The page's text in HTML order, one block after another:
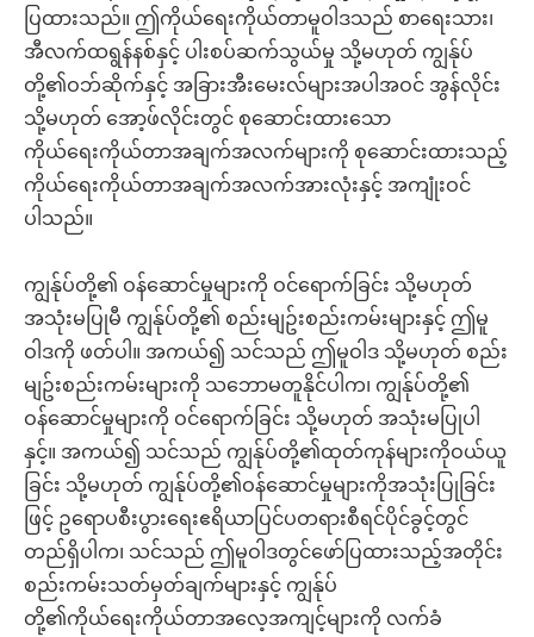
ပြထားသည်။ ဤကိုယ်ရေးကိုယ်တာမူဝါဒသည် စာရေးသား၊
အီလက်ထရွန်နစ်နှင့် ပါးစပ်ဆက်သွယ်မှု သို့မဟုတ် ကျွန်ုပ်
တို့၏ဝဘ်ဆိုက်နှင့် အခြားအီးမေးလ်များအပါအဝင် အွန်လိုင်း
သို့မဟုတ် အော့ဖ်လိုင်းတွင် စုဆောင်းထားသော
ကိုယ်ရေးကိုယ်တာအချက်အလက်များကို စုဆောင်းထားသည့်
ကိုယ်ရေးကိုယ်တာအချက်အလက်အားလုံးနှင့် အကျုံးဝင်
ပါသည်။
ကျွန်ုပ်တို့၏ ဝန်ဆောင်မှုများကို ဝင်ရောက်ခြင်း သို့မဟုတ်
အသုံးမပြုမီ ကျွန်ုပ်တို့၏ စည်းမျဥ်းစည်းကမ်းများနှင့် ဤမူ
ဝါဒကို ဖတ်ပါ။ အကယ်၍ သင်သည် ဤမူဝါဒ သို့မဟုတ် စည်း
မျဥ်းစည်းကမ်းများကို သဘောမတူနိုင်ပါက၊ ကျွန်ုပ်တို့၏
ဝန်ဆောင်မှုများကို ဝင်ရောက်ခြင်း သို့မဟုတ် အသုံးမပြုပါ
နှင့်။ အကယ်၍ သင်သည် ကျွန်ုပ်တို့၏ထုတ်ကုန်များကိုဝယ်ယူ
ခြင်း သို့မဟုတ် ကျွန်ုပ်တို့၏ဝန်ဆောင်မှုများကိုအသုံးပြုခြင်း
ဖြင့် ဥရောပစီးပွားရေးဧရိယာပြင်ပတရားစီရင်ပိုင်ခွင့်တွင်
တည်ရှိပါက၊ သင်သည် ဤမူဝါဒတွင်ဖော်ပြထားသည့်အတိုင်း
စည်းကမ်းသတ်မှတ်ချက်များနှင့် ကျွန်ုပ်
တို့၏ကိုယ်ရေးကိုယ်တာအလေ့အကျင့်များကို လက်ခံ